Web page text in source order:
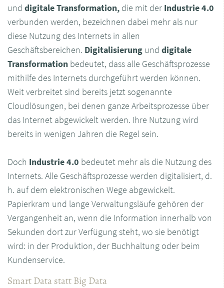
und digitale Transformation, die mit der Industrie 4.0
verbunden werden, bezeichnen dabei mehr als nur
diese Nutzung des Internets in allen
Geschäftsbereichen. Digitalisierung und digitale
Transformation bedeutet, dass alle Geschäftsprozesse
mithilfe des Internets durchgeführt werden können.
Weit verbreitet sind bereits jetzt sogenannte
Cloudlösungen, bei denen ganze Arbeitsprozesse über
das Internet abgewickelt werden. Ihre Nutzung wird
bereits in wenigen Jahren die Regel sein.
Doch Industrie 4.0 bedeutet mehr als die Nutzung des
Internets. Alle Geschäftsprozesse werden digitalisiert, d.
h. auf dem elektronischen Wege abgewickelt.
Papierkram und lange Verwaltungsläufe gehören der
Vergangenheit an, wenn die Information innerhalb von
Sekunden dort zur Verfügung steht, wo sie benötigt
wird: in der Produktion, der Buchhaltung oder beim
Kundenservice.
Smart Data statt Big Data